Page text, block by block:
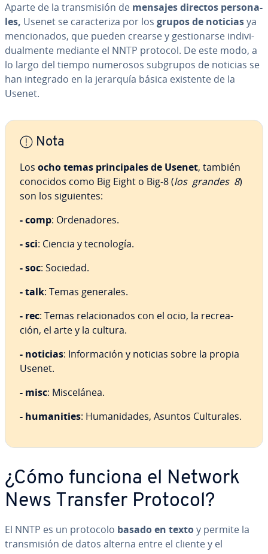
Aparte de la tra­n­s­mi­sión de mensajes directos pe­r­so­na­
les, Usenet se ca­ra­c­te­ri­za por los grupos de noticiasya
me­n­cio­na­dos, que pueden crearse y ge­s­tio­nar­se in­di­vi­
dua­l­me­n­te mediante el NNTP protocol. De este modo, a
lo largo del tiempo numerosos subgrupos de noticias se
han integrado en la jerarquía básica existente de la
Usenet.
Nota
Los ocho temas pri­n­ci­pa­les de Usenet, también
conocidos como Big Eight o Big-8 (los grandes 8)
son los si­guie­n­tes:
- comp: Or­de­na­do­res.
- sci: Ciencia y te­c­no­lo­gía.
- soc: Sociedad.
- talk: Temas generales.
- rec: Temas re­la­cio­na­dos con el ocio, la re­crea­
ción, el arte y la cultura.
- noticias: In­fo­r­ma­ción y noticias sobre la propia
Usenet.
- misc: Mi­s­ce­lá­nea.
- hu­ma­ni­ties: Hu­ma­ni­da­des, Asuntos Cu­l­tu­ra­les.
¿Cómo funciona el Network
News Transfer Protocol?
El NNTP es un protocolo basado en textoy permite la
tra­n­s­mi­sión de datos alterna entre el cliente y el